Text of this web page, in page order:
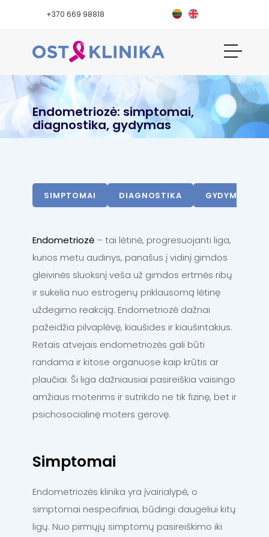
+370 669 98818
Endometriozė: simptomai,
diagnostika, gydymas
SIMPTOMAI DIAGNOSTIKA GYDYMAS
Endometriozė – tai lėtinė, progresuojanti liga,
kurios metu audinys, panašus į vidinį gimdos
gleivinės sluoksnį veša už gimdos ertmės ribų
ir sukelia nuo estrogenų priklausomą lėtinę
uždegimo reakciją. Endometriozė dažnai
pažeidžia pilvaplėvę, kiaušides ir kiaušintakius.
Retais atvejais endometriozės gali būti
randama ir kitose organuose kaip krūtis ar
plaučiai. Ši liga dažniausiai pasireiškia vaisingo
amžiaus moterims ir sutrikdo ne tik fizinę, bet ir
psichosocialinę moters gerovę.
Simptomai
Endometriozės klinika yra įvairialypė, o
simptomai nespecifiniai, būdingi daugeliui kitų
ligų. Nuo pirmųjų simptomų pasireiškimo iki